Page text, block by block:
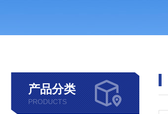
产品分类
PRODUCTS